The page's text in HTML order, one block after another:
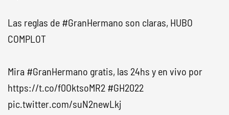
Las reglas de #GranHermano son claras, HUBO
COMPLOT
Mira #GranHermano gratis, las 24hs y en vivo por
https://t.co/f0OktsoMR2 #GH2022
pic.twitter.com/suN2newLkj